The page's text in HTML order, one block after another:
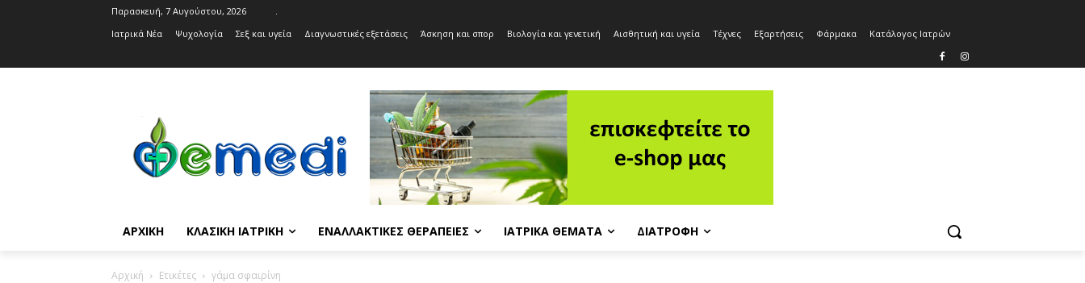
Παρασκευή, 7 Αυγούστου, 2026
.
Ιατρικά Νέα
Ψυχολογία Σεξ και υγεία Διαγνωστικές εξετάσεις Άσκηση και σπορ Βιολογία και γενετική Αισθητική και υγεία Τέχνες Εξαρτήσεις Φάρμακα Κατάλογος Ιατρών
ΑΡΧΙΚΉ ΚΛΑΣΙΚΉ ΙΑΤΡΙΚΉ ΕΝΑΛΛΑΚΤΙΚΈΣ ΘΕΡΑΠΕΊΕΣ ΙΑΤΡΙΚΆ ΘΈΜΑΤΑ ΔΙΑΤΡΟΦΉ
Αρχική Ετικέτες γάμα σφαιρίνη